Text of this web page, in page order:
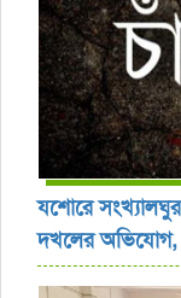
যশোরে
দখলের অভিযোগ,